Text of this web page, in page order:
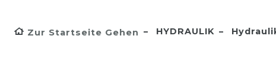
Zur Startseite Gehen HYDRAULIK